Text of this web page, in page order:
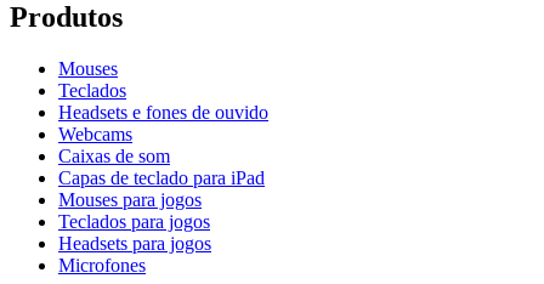
Produtos
Mouses
Teclados
Headsets e fones de ouvido
Webcams
Caixas de som
Capas de teclado para iPad
Mouses para jogos
Teclados para jogos
Headsets para jogos
Microfones